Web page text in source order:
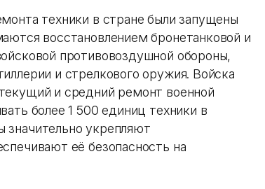
техники в стране были запущены
восстановлением бронетанковой и
противовоздушной обороны,
и стрелкового оружия. Войска
и средний ремонт военной
более 1 500 единиц техники в
укрепляют
её безопасность на